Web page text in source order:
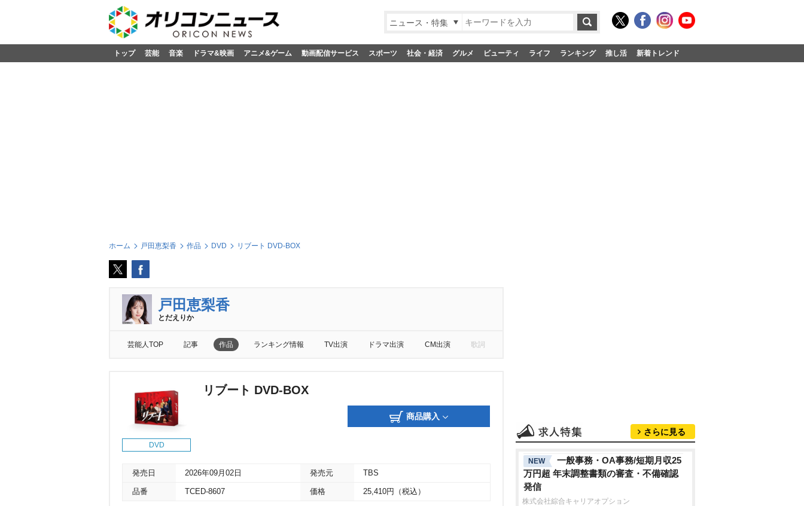
ニュース・特集
トップ 芸能 音楽 ドラマ&映画 アニメ&ゲーム 動画配信サービス スポーツ 社会・経済 グルメ ビューティ ライフ ランキング 推し活 新着トレンド
ホーム 戸田恵梨香 作品 DVD リブート DVD-BOX
戸田恵梨香
とだえりか
芸能人TOP 記事 作品 ランキング情報 TV出演 ドラマ出演 CM出演 歌詞
DVD
リブート DVD-BOX
商品購入
発売日 2026年09月02日 発売元 TBS
品番 TCED-8607 価格 25,410円（税込）
さらに見る
NEW
一般事務・OA事務/短期月収25
万円超 年末調整書類の審査・不備確認
発信
株式会社綜合キャリアオプション